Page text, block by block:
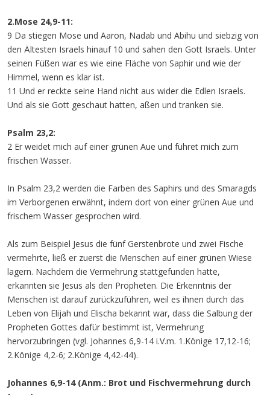
2.Mose 24,9-11:
9 Da stiegen Mose und Aaron, Nadab und Abihu und siebzig von
den Ältesten Israels hinauf 10 und sahen den Gott Israels. Unter
seinen Füßen war es wie eine Fläche von Saphir und wie der
Himmel, wenn es klar ist.
11 Und er reckte seine Hand nicht aus wider die Edlen Israels.
Und als sie Gott geschaut hatten, aßen und tranken sie.
Psalm 23,2:
2 Er weidet mich auf einer grünen Aue und führet mich zum
frischen Wasser.
In Psalm 23,2 werden die Farben des Saphirs und des Smaragds
im Verborgenen erwähnt, indem dort von einer grünen Aue und
frischem Wasser gesprochen wird.
Als zum Beispiel Jesus die fünf Gerstenbrote und zwei Fische
vermehrte, ließ er zuerst die Menschen auf einer grünen Wiese
lagern. Nachdem die Vermehrung stattgefunden hatte,
erkannten sie Jesus als den Propheten. Die Erkenntnis der
Menschen ist darauf zurückzuführen, weil es ihnen durch das
Leben von Elijah und Elischa bekannt war, dass die Salbung der
Propheten Gottes dafür bestimmt ist, Vermehrung
hervorzubringen (vgl. Johannes 6,9-14 i.V.m. 1.Könige 17,12-16;
2.Könige 4,2-6; 2.Könige 4,42-44).
Johannes 6,9-14 (Anm.: Brot und Fischvermehrung durch